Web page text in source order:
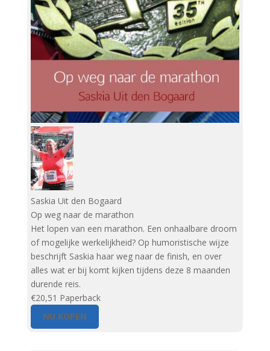
Saskia Uit den Bogaard
Op weg naar de marathon
Het lopen van een marathon. Een onhaalbare droom
of mogelijke werkelijkheid? Op humoristische wijze
beschrijft Saskia haar weg naar de finish, en over
alles wat er bij komt kijken tijdens deze 8 maanden
durende reis.
€20,51 Paperback
NU KOPEN